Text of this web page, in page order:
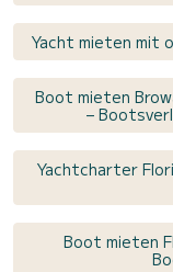
Yacht mieten mit
Boot mieten
–
Yachtcharter
Boot mieten